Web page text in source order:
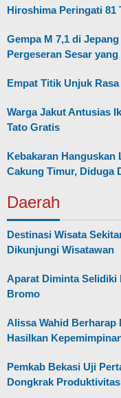
Hiroshima Peringati 81
Gempa M 7,1 di
Pergeseran Sesar
Empat Titik Unjuk
Warga Jakut Antusias
Tato Gratis
Kebakaran Hanguskan
Cakung Timur, Diduga
Daerah
Destinasi Wisata
Dikunjungi Wisatawan
Aparat Diminta Selidiki
Bromo
Alissa Wahid Berharap
Hasilkan
Pemkab Bekasi Uji
Dongkrak